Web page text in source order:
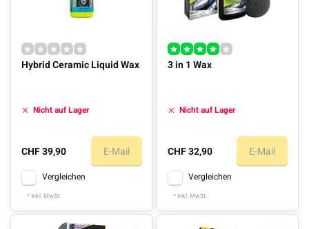
Hybrid Ceramic Liquid Wax
Nicht auf Lager
CHF 39,90 E-Mail
Vergleichen
* Inkl. MwSt.
3 in 1 Wax
Nicht auf Lager
CHF 32,90 E-Mail
Vergleichen
* Inkl. MwSt.